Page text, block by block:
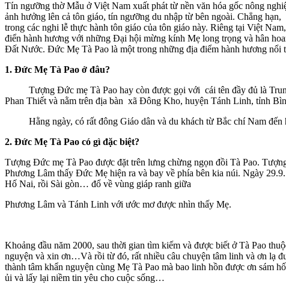
Tín ngưỡng thờ Mẫu ở Việt Nam xuất phát từ nền văn hóa gốc nông
ảnh hưởng lên cả tôn giáo, tín ngưỡng du nhập từ bên ngoài. Chẳng
trong các nghi lễ thực hành tôn giáo của tôn giáo này. Riêng tại Việt
điển hành hương với những Đại hội mừng kính Mẹ long trọng và hân
Đất Nước. Đức Mẹ Tà Pao là một trong những địa điểm hành hương
1. Đức Mẹ Tà Pao ở đâu?
Tượng Đức mẹ Tà Pao hay còn được gọi với cái tên đầy đủ là Trung
Phan Thiết và nằm trên địa bàn xã Đông Kho, huyện Tánh Linh, tỉnh
Hằng ngày, có rất đông Giáo dân và du khách từ Bắc chí Nam đến
2. Đức Mẹ Tà Pao có gì đặc biệt?
Tượng Đức mẹ Tà Pao được đặt trên lưng chừng ngọn đồi Tà Pao.
Phương Lâm thấy Đức Mẹ hiện ra và bay về phía bên kia núi. Ngày
Hố Nai, rồi Sài gòn… đổ về vùng giáp ranh giữa
Phương Lâm và Tánh Linh với ước mơ được nhìn thấy Mẹ.
Khoảng đầu năm 2000, sau thời gian tìm kiếm và được biết ở Tà Pao
nguyện và xin ơn…Và rồi từ đó, rất nhiều câu chuyện tâm linh và ơn lạ
thành tâm khẩn nguyện cùng Mẹ Tà Pao mà bao linh hồn được ơn sám
ủi và lấy lại niềm tin yêu cho cuộc sống…